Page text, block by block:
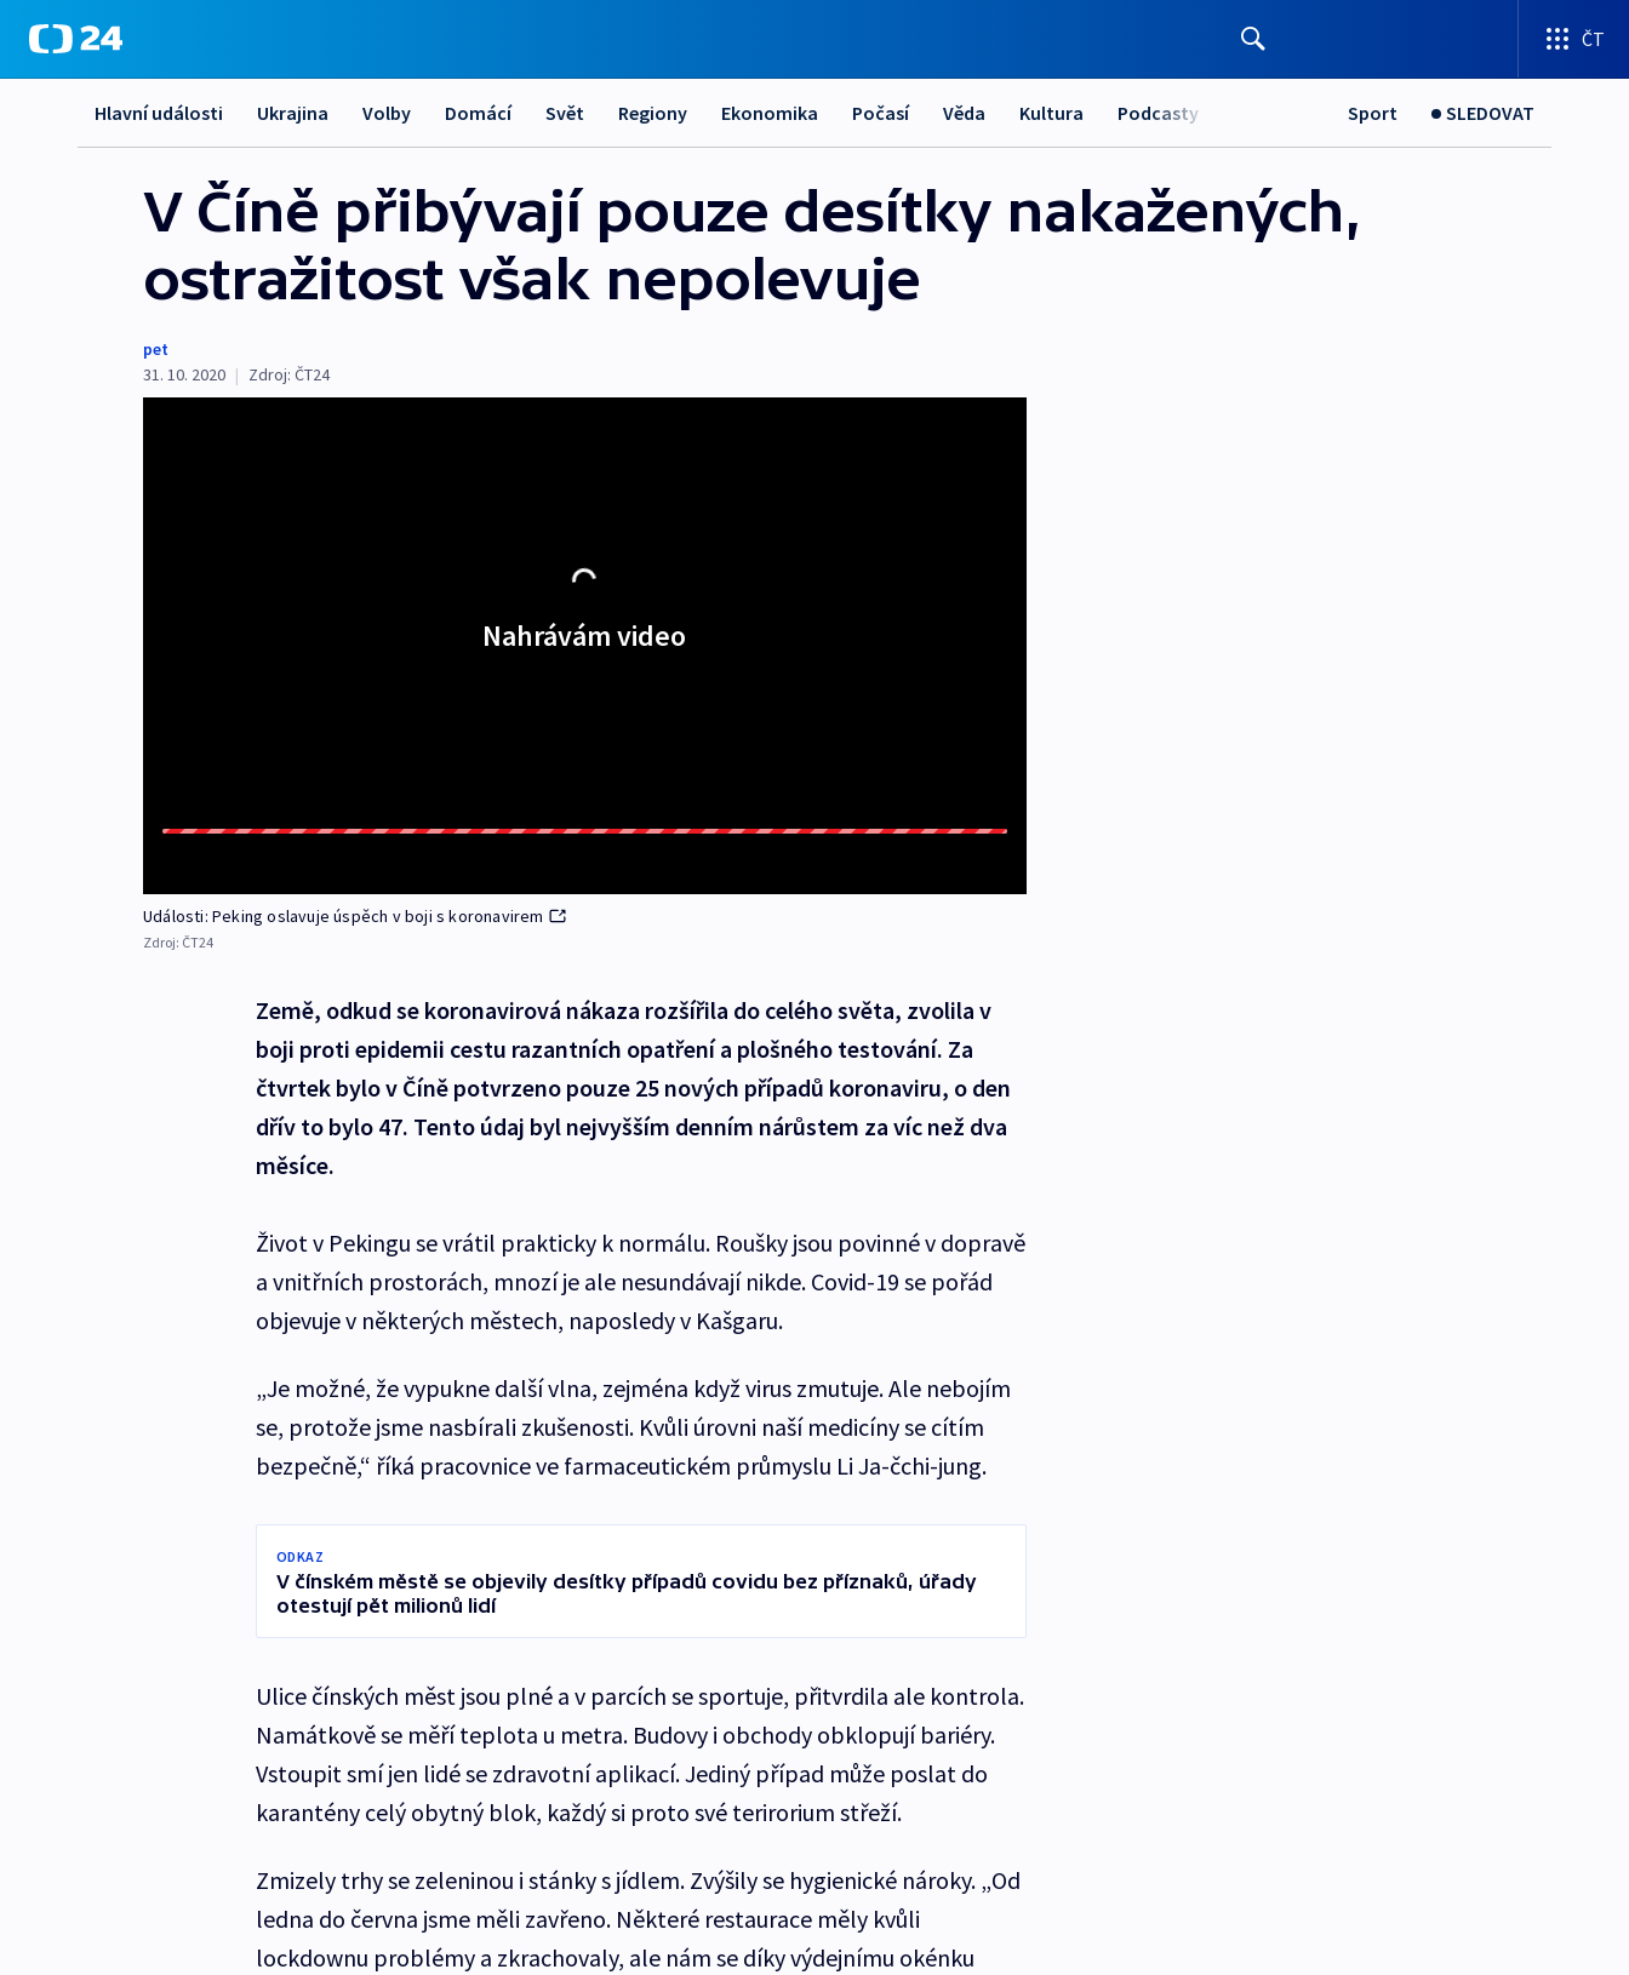
ČT
Hlavní události Ukrajina Volby Domácí Svět Regiony Ekonomika Počasí Věda Kultura Podcasty Sport SLEDOVAT
V Číně přibývají pouze desítky nakažených,
ostražitost však nepolevuje
pet
31. 10. 2020 | Zdroj: ČT24
Nahrávám video
Události: Peking oslavuje úspěch v boji s koronavirem
Zdroj: ČT24
Země, odkud se koronavirová nákaza rozšířila do celého světa, zvolila v
boji proti epidemii cestu razantních opatření a plošného testování. Za
čtvrtek bylo v Číně potvrzeno pouze 25 nových případů koronaviru, o den
dřív to bylo 47. Tento údaj byl nejvyšším denním nárůstem za víc než dva
měsíce.
Život v Pekingu se vrátil prakticky k normálu. Roušky jsou povinné v dopravě
a vnitřních prostorách, mnozí je ale nesundávají nikde. Covid-19 se pořád
objevuje v některých městech, naposledy v Kašgaru.
„Je možné, že vypukne další vlna, zejména když virus zmutuje. Ale nebojím
se, protože jsme nasbírali zkušenosti. Kvůli úrovni naší medicíny se cítím
bezpečně,“ říká pracovnice ve farmaceutickém průmyslu Li Ja-čchi-jung.
ODKAZ
V čínském městě se objevily desítky případů covidu bez příznaků, úřady
otestují pět milionů lidí
Ulice čínských měst jsou plné a v parcích se sportuje, přitvrdila ale kontrola.
Namátkově se měří teplota u metra. Budovy i obchody obklopují bariéry.
Vstoupit smí jen lidé se zdravotní aplikací. Jediný případ může poslat do
karantény celý obytný blok, každý si proto své terirorium střeží.
Zmizely trhy se zeleninou i stánky s jídlem. Zvýšily se hygienické nároky. „Od
ledna do června jsme měli zavřeno. Některé restaurace měly kvůli
lockdownu problémy a zkrachovaly, ale nám se díky výdejnímu okénku